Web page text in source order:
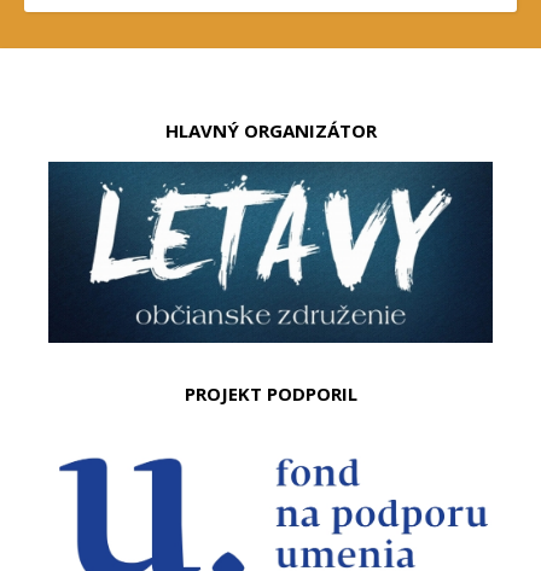
HLAVNÝ ORGANIZÁTOR
PROJEKT PODPORIL